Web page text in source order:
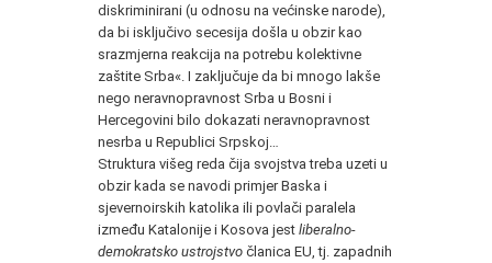
diskriminirani (u odnosu na većinske narode),
da bi isključivo secesija došla u obzir kao
srazmjerna reakcija na potrebu kolektivne
zaštite Srba«. I zaključuje da bi mnogo lakše
nego neravnopravnost Srba u Bosni i
Hercegovini bilo dokazati neravnopravnost
nesrba u Republici Srpskoj…
Struktura višeg reda čija svojstva treba uzeti u
obzir kada se navodi primjer Baska i
sjevernoirskih katolika ili povlači paralela
između Katalonije i Kosova jest liberalno-
demokratsko ustrojstvo članica EU, tj. zapadnih